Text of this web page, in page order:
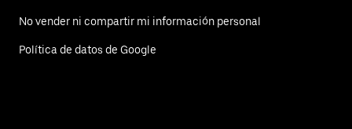
No vender ni compartir mi información personal
Política de datos de Google